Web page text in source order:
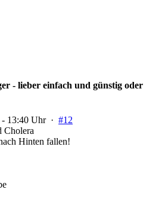
- lieber einfach und günstig oder
- 13:40 Uhr · #12
Cholera
Hinten fallen!